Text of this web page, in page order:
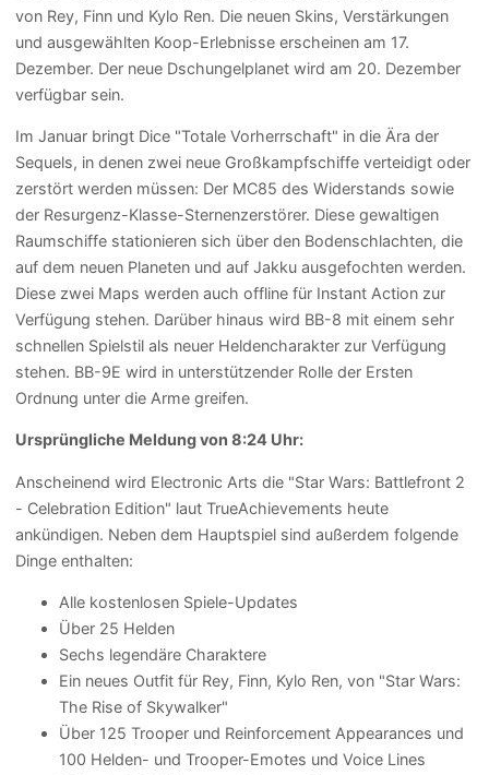
von Rey, Finn und Kylo Ren. Die neuen Skins, Verstärkungen
und ausgewählten Koop-Erlebnisse erscheinen am 17.
Dezember. Der neue Dschungelplanet wird am 20. Dezember
verfügbar sein.
Im Januar bringt Dice "Totale Vorherrschaft" in die Ära der
Sequels, in denen zwei neue Großkampfschiffe verteidigt oder
zerstört werden müssen: Der MC85 des Widerstands sowie
der Resurgenz-Klasse-Sternenzerstörer. Diese gewaltigen
Raumschiffe stationieren sich über den Bodenschlachten, die
auf dem neuen Planeten und auf Jakku ausgefochten werden.
Diese zwei Maps werden auch offline für Instant Action zur
Verfügung stehen. Darüber hinaus wird BB-8 mit einem sehr
schnellen Spielstil als neuer Heldencharakter zur Verfügung
stehen. BB-9E wird in unterstützender Rolle der Ersten
Ordnung unter die Arme greifen.
Ursprüngliche Meldung von 8:24 Uhr:
Anscheinend wird Electronic Arts die "Star Wars: Battlefront 2
- Celebration Edition" laut TrueAchievements heute
ankündigen. Neben dem Hauptspiel sind außerdem folgende
Dinge enthalten:
Alle kostenlosen Spiele-Updates
Über 25 Helden
Sechs legendäre Charaktere
Ein neues Outfit für Rey, Finn, Kylo Ren, von "Star Wars:
The Rise of Skywalker"
Über 125 Trooper und Reinforcement Appearances und
100 Helden- und Trooper-Emotes und Voice Lines